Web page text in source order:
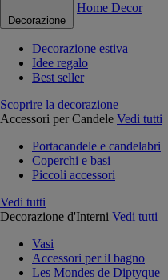
Decorazione
Home Decor
Decorazione estiva
Idee regalo
Best seller
Scoprire la decorazione
Accessori per Candele Vedi tutti
Portacandele e candelabri
Coperchi e basi
Piccoli accessori
Vedi tutti
Decorazione d'Interni Vedi tutti
Vasi
Accessori per il bagno
Les Mondes de Diptyque